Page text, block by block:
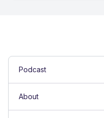
Podcast
About